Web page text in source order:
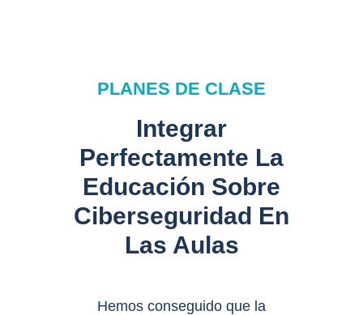
PLANES DE CLASE
Integrar
Perfectamente La
Educación Sobre
Ciberseguridad En
Las Aulas
Hemos conseguido que la